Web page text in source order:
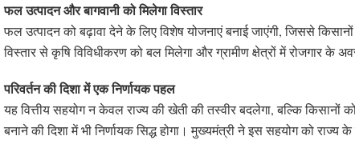
फल उत्पादन और बागवानी को मिलेगा विस्तार
फल उत्पादन को बढ़ावा देने के लिए विशेष योजनाएं बनाई जाएंगी, जिससे
विस्तार से कृषि विविधीकरण को बल मिलेगा और ग्रामीण क्षेत्रों में रोजगार के
परिवर्तन की दिशा में एक निर्णायक पहल
यह वित्तीय सहयोग न केवल राज्य की खेती की तस्वीर बदलेगा, बल्कि किसानों
बनाने की दिशा में भी निर्णायक सिद्ध होगा। मुख्यमंत्री ने इस सहयोग को राज्य